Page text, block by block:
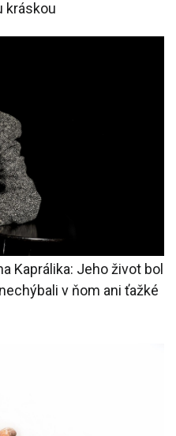
kráskou
Kaprálika: Jeho život bol
v ňom ani ťažké